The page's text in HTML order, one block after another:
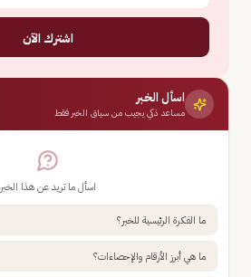
اشترك الآن
اسأل الخبر
مساعد ذكي يجيب من سياق الخبر فقط
اسأل ما تريد عن هذا الخبر
ما الفكرة الرئيسية للخبر؟
ما هي أبرز الأرقام والإحصاءات؟